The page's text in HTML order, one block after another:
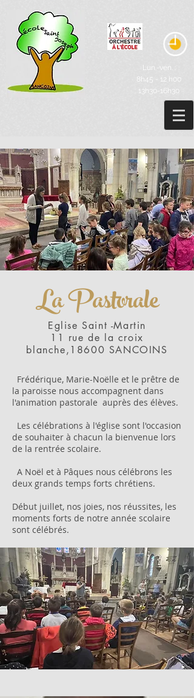
Lun.-ven. :
8h45 - 12 h00
13h30-16h30
La Pastorale
Eglise Saint -Martin
11 rue de la croix
blanche,18600 SANCOINS
Frédérique, Marie-Noëlle et le prêtre de
la paroisse nous accompagnent dans
l'animation pastorale auprès des élèves.
Les célébrations à l'église sont l'occasion
de souhaiter à chacun la bienvenue lors
de la rentrée scolaire.
A Noël et à Pâques nous célébrons les
deux grands temps forts chrétiens.
Début juillet, nos joies, nos réussites, les
moments forts de notre année scolaire
sont célébrés.